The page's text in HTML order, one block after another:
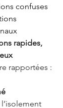
confuses
rapides,
rapportées :